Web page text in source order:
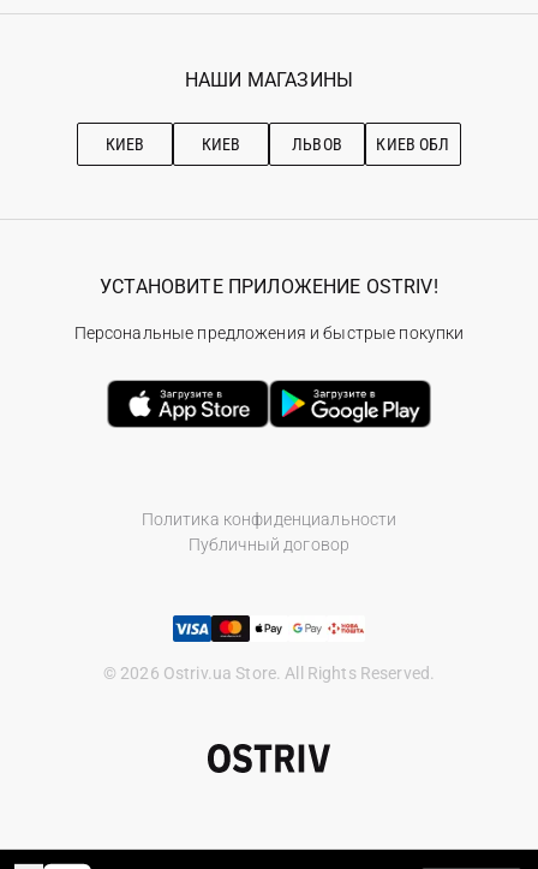
Гарантия
Ostriv Club+
Наши магазини
Рекомендации по уходу
НАШИ МАГАЗИНЫ
КИЕВ КИЕВ ЛЬВОВ КИЕВ ОБЛ
Политика конфиденциальности
Публичный договор
© 2026 Ostriv.ua Store. All Rights Reserved.
УСТАНОВИТЕ ПРИЛОЖЕНИЕ OSTRIV!
Персональные предложения и быстрые покупки